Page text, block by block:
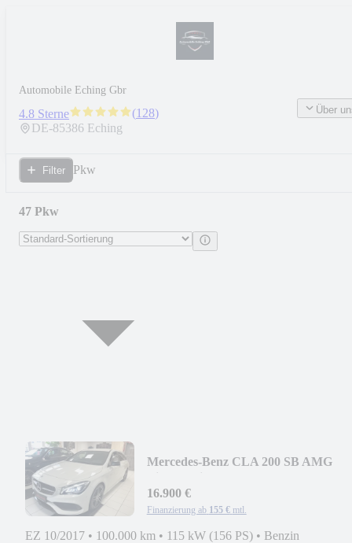
Automobile Eching Gbr
4.8 Sterne (128)
DE-85386 Eching
Über
Filter Pkw
47 Pkw
Mercedes-Benz CLA 200 SB AMG
16.900 €
Finanzierung ab 155 € mtl.
EZ 10/2017 • 100.000 km • 115 kW (156 PS) • Benzin